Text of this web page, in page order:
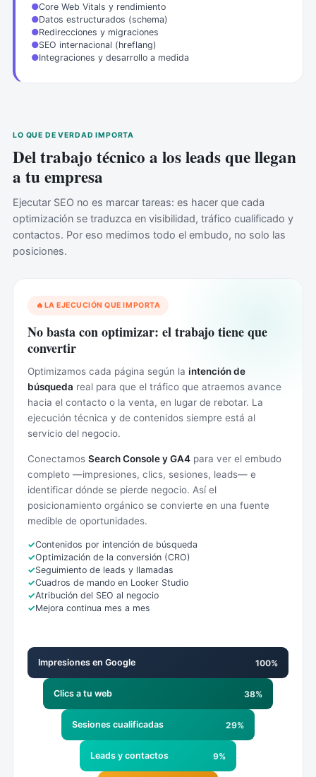
●Core Web Vitals y rendimiento
●Datos estructurados (schema)
●Redirecciones y migraciones
●SEO internacional (hreflang)
●Integraciones y desarrollo a medida
LO QUE DE VERDAD IMPORTA
Del trabajo técnico a los leads que llegan
a tu empresa
Ejecutar SEO no es marcar tareas: es hacer que cada
optimización se traduzca en visibilidad, tráfico cualificado y
contactos. Por eso medimos todo el embudo, no solo las
posiciones.
LA EJECUCIÓN QUE IMPORTA
No basta con optimizar: el trabajo tiene que
convertir
Optimizamos cada página según la intención de
búsqueda real para que el tráfico que atraemos avance
hacia el contacto o la venta, en lugar de rebotar. La
ejecución técnica y de contenidos siempre está al
servicio del negocio.
Conectamos Search Console y GA4 para ver el embudo
completo —impresiones, clics, sesiones, leads— e
identificar dónde se pierde negocio. Así el
posicionamiento orgánico se convierte en una fuente
medible de oportunidades.
Contenidos por intención de búsqueda
Optimización de la conversión (CRO)
Seguimiento de leads y llamadas
Cuadros de mando en Looker Studio
Atribución del SEO al negocio
Mejora continua mes a mes
Impresiones en Google 100%
Clics a tu web 38%
Sesiones cualificadas 29%
Leads y contactos 9%